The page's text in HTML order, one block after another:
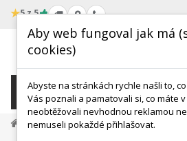
★5 z 5
KATEGORIE
Terapie A Rehabilitace
Aby web fungoval jak má
cookies)
Abyste na stránkách rychle našli to,
Vás poznali a pamatovali si, co máte
neobtěžovali nevhodnou reklamou
nemuseli pokaždé přihlašovat.